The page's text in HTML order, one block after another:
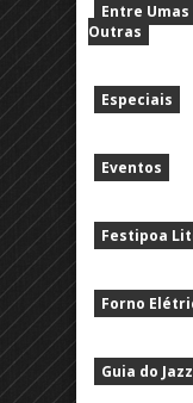
Entre Umas
Outras
Especiais
Eventos
Festipoa
Forno
Guia do Jazz